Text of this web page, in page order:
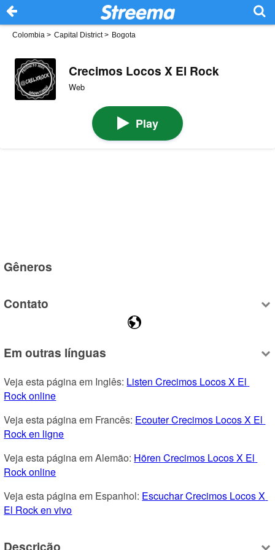
Colombia > Capital District> Bogota
Crecimos Locos X El Rock
Web
Play
Gêneros
Contato
Em outras línguas
Veja esta página em Inglês: Listen Crecimos Locos X El
Rock online
Veja esta página em Francês: Ecouter Crecimos Locos X El
Rock en ligne
Veja esta página em Alemão: Hören Crecimos Locos X El
Rock online
Veja esta página em Espanhol: Escuchar Crecimos Locos X
El Rock en vivo
Descrição